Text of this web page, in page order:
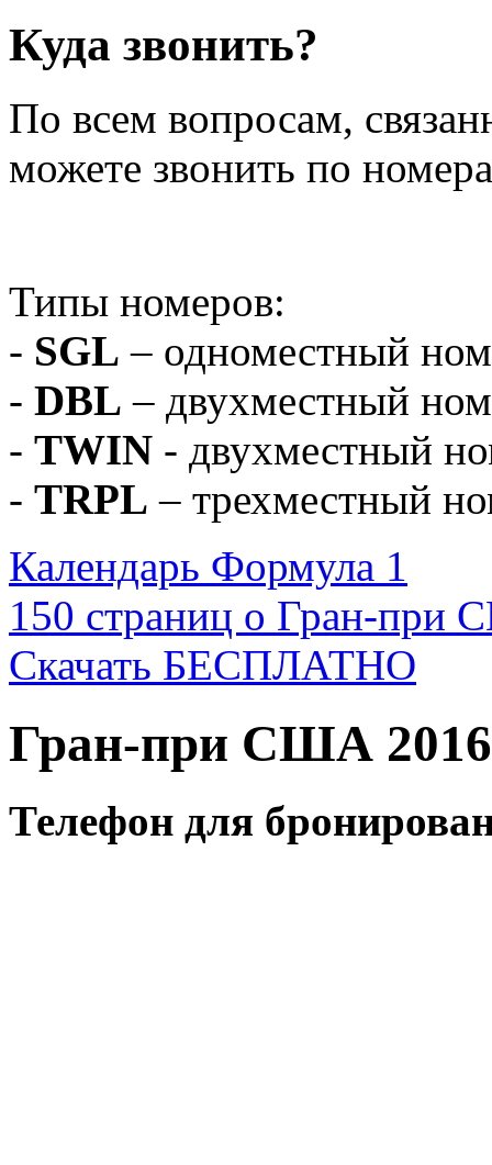
Куда звонить?
По всем вопросам,
можете звонить по
Типы номеров:
- SGL – одноместный
- DBL – двухместный
- TWIN - двухместный
- TRPL – трехместный
Календарь Формула 1
150 страниц о Гран-при
Скачать БЕСПЛАТНО
Гран-при США 2016
Телефон для